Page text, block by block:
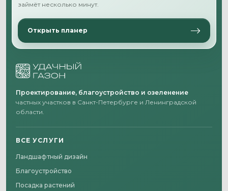
займёт несколько минут.
Открыть планер
Проектирование, благоустройство и озеленение
частных участков в Санкт-Петербурге и Ленинградской
области.
ВСЕ УСЛУГИ
Ландшафтный дизайн
Благоустройство
Посадка растений